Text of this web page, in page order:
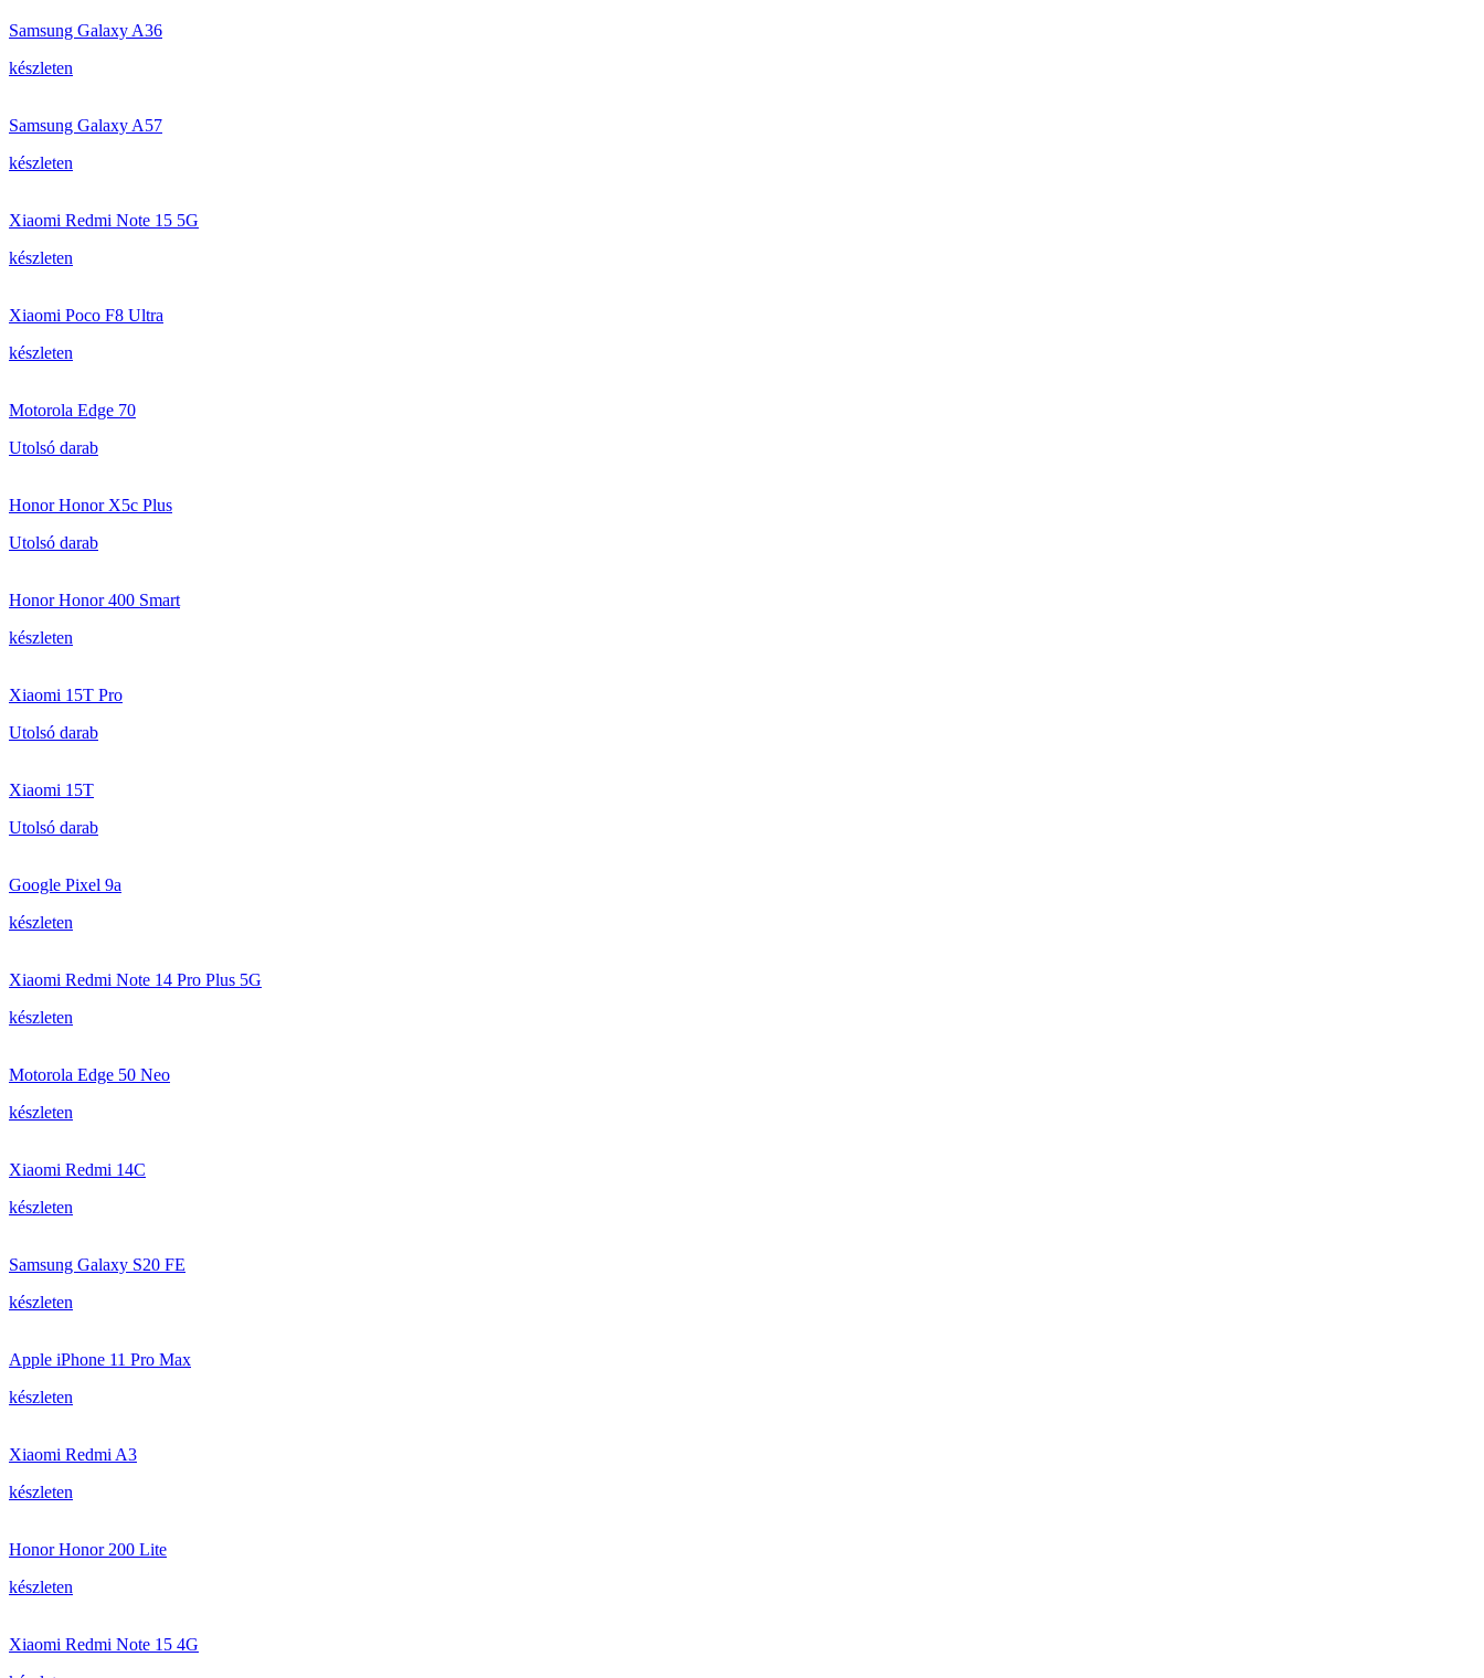
Samsung Galaxy A36
készleten
Samsung Galaxy A57
készleten
Xiaomi Redmi Note 15 5G
készleten
Xiaomi Poco F8 Ultra
készleten
Motorola Edge 70
Utolsó darab
Honor Honor X5c Plus
Utolsó darab
Honor Honor 400 Smart
készleten
Xiaomi 15T Pro
Utolsó darab
Xiaomi 15T
Utolsó darab
Google Pixel 9a
készleten
Xiaomi Redmi Note 14 Pro Plus 5G
készleten
Motorola Edge 50 Neo
készleten
Xiaomi Redmi 14C
készleten
Samsung Galaxy S20 FE
készleten
Apple iPhone 11 Pro Max
készleten
Xiaomi Redmi A3
készleten
Honor Honor 200 Lite
készleten
Xiaomi Redmi Note 15 4G